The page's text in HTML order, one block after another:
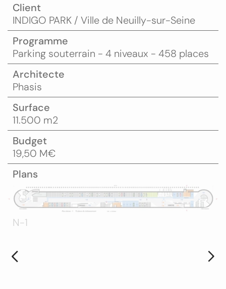
Client
INDIGO PARK / Ville de Neuilly-sur-Seine
Programme
Parking souterrain - 4 niveaux - 458 places
Architecte
Phasis
Surface
11.500 m2
Budget
19,50 M€
Plans
N-1